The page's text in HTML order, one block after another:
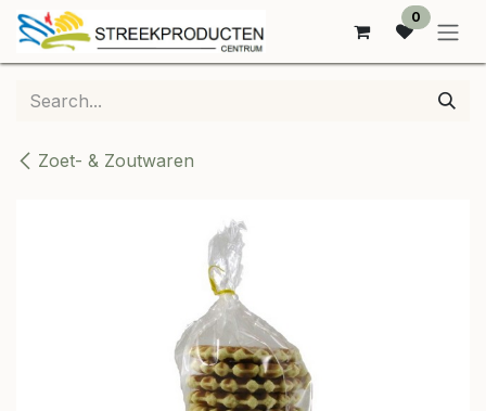
SKIP TO CONTENT
0
Zoet- & Zoutwaren